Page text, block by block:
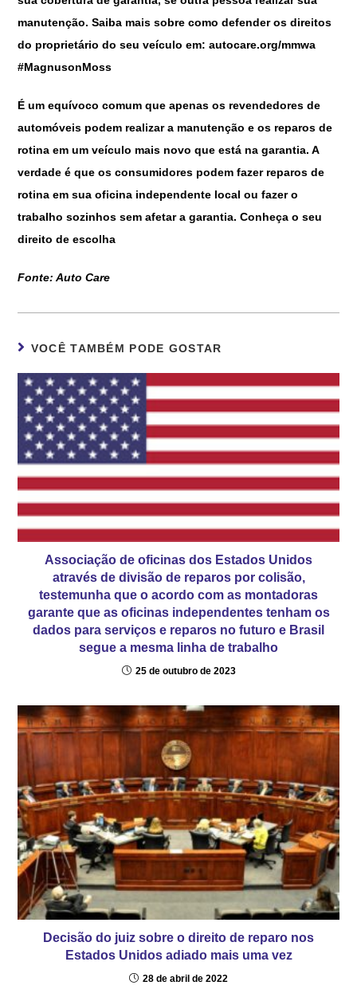
manutenção. Saiba mais sobre como defender os direitos
do proprietário do seu veículo em: autocare.org/mmwa
#MagnusonMoss
É um equívoco comum que apenas os revendedores de
automóveis podem realizar a manutenção e os reparos de
rotina em um veículo mais novo que está na garantia. A
verdade é que os consumidores podem fazer reparos de
rotina em sua oficina independente local ou fazer o
trabalho sozinhos sem afetar a garantia. Conheça o seu
direito de escolha
Fonte: Auto Care
VOCÊ TAMBÉM PODE GOSTAR
Associação de oficinas dos Estados Unidos
através de divisão de reparos por colisão,
testemunha que o acordo com as montadoras
garante que as oficinas independentes tenham os
dados para serviços e reparos no futuro e Brasil
segue a mesma linha de trabalho
25 de outubro de 2023
Decisão do juiz sobre o direito de reparo nos
Estados Unidos adiado mais uma vez
28 de abril de 2022